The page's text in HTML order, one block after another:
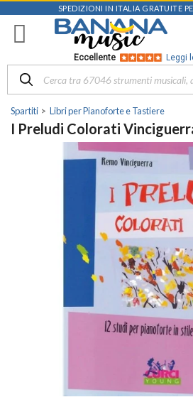
SPEDIZIONI IN ITALIA GRATUITE
Eccellente Leggi
Spartiti Libri per Pianoforte e Tastiere
I Preludi Colorati